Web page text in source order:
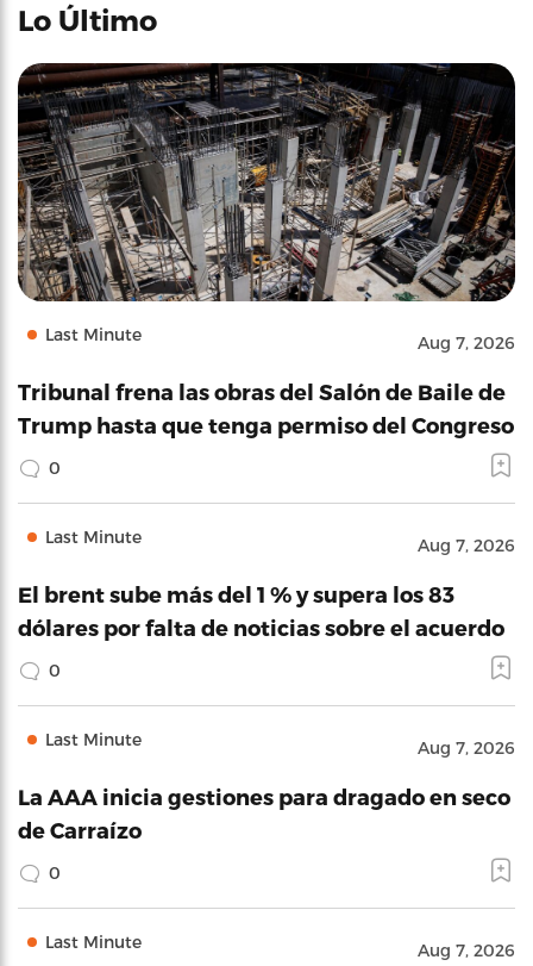
Lo Último
Last Minute Aug 7, 2026
Tribunal frena las obras del Salón de Baile de
Trump hasta que tenga permiso del Congreso
0
Last Minute Aug 7, 2026
El brent sube más del 1 % y supera los 83
dólares por falta de noticias sobre el acuerdo
0
Last Minute Aug 7, 2026
La AAA inicia gestiones para dragado en seco
de Carraízo
0
Last Minute Aug 7, 2026